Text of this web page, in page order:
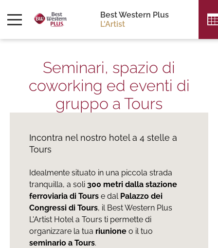
Best Western Plus
L'Artist
Seminari, spazio di
coworking ed eventi di
gruppo a Tours
Incontra nel nostro hotel a 4 stelle a
Tours
Idealmente situato in una piccola strada
tranquilla, a soli 300 metri dalla stazione
ferroviaria di Tours e dal Palazzo dei
Congressi di Tours, il Best Western Plus
L'Artist Hotel a Tours ti permette di
organizzare la tua riunione o il tuo
seminario a Tours.